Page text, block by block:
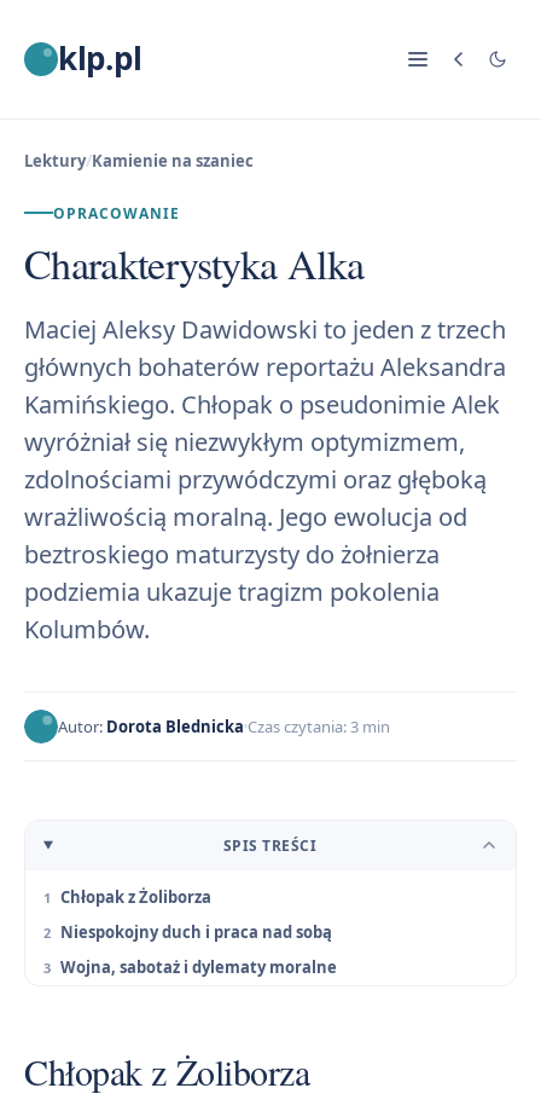
klp.pl
Lektury/Kamienie na szaniec
OPRACOWANIE
Charakterystyka Alka
Maciej Aleksy Dawidowski to jeden z trzech
głównych bohaterów reportażu Aleksandra
Kamińskiego. Chłopak o pseudonimie Alek
wyróżniał się niezwykłym optymizmem,
zdolnościami przywódczymi oraz głęboką
wrażliwością moralną. Jego ewolucja od
beztroskiego maturzysty do żołnierza
podziemia ukazuje tragizm pokolenia
Kolumbów.
Autor: Dorota Blednicka Czas czytania: 3 min
SPIS TREŚCI
Chłopak z Żoliborza
Niespokojny duch i praca nad sobą
Wojna, sabotaż i dylematy moralne
Chłopak z Żoliborza